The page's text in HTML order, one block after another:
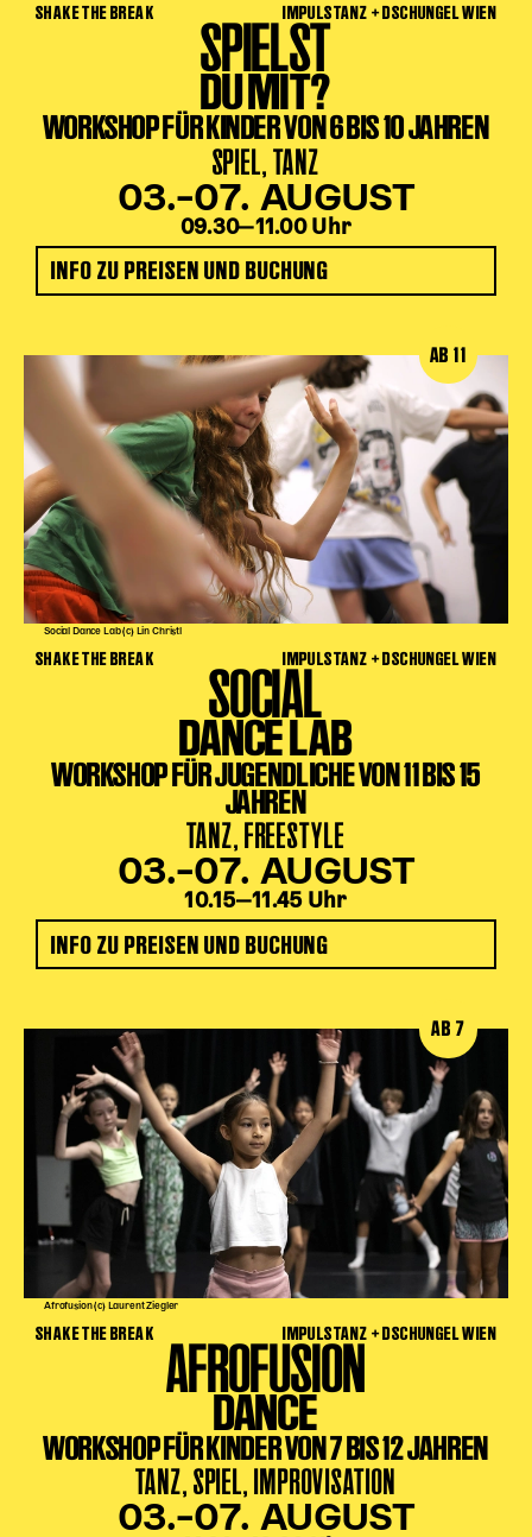
SHAKE THE BREAK IMPULSTANZ + DSCHUNGEL WIEN
SPIELST
DU MIT?
WORKSHOP FÜR KINDER VON 6 BIS 10 JAHREN
SPIEL, TANZ
03.–07. AUGUST
09.30‒11.00 Uhr
INFO ZU PREISEN UND BUCHUNG
Social Dance Lab (c) Lin Christl
AB 11
SHAKE THE BREAK IMPULSTANZ + DSCHUNGEL WIEN
SOCIAL
DANCE LAB
WORKSHOP FÜR JUGENDLICHE VON 11 BIS 15
JAHREN
TANZ, FREESTYLE
03.–07. AUGUST
10.15‒11.45 Uhr
INFO ZU PREISEN UND BUCHUNG
Afrofusion (c) Laurent Ziegler
AB 7
SHAKE THE BREAK IMPULSTANZ + DSCHUNGEL WIEN
AFROFUSION
DANCE
WORKSHOP FÜR KINDER VON 7 BIS 12 JAHREN
TANZ, SPIEL, IMPROVISATION
03.–07. AUGUST